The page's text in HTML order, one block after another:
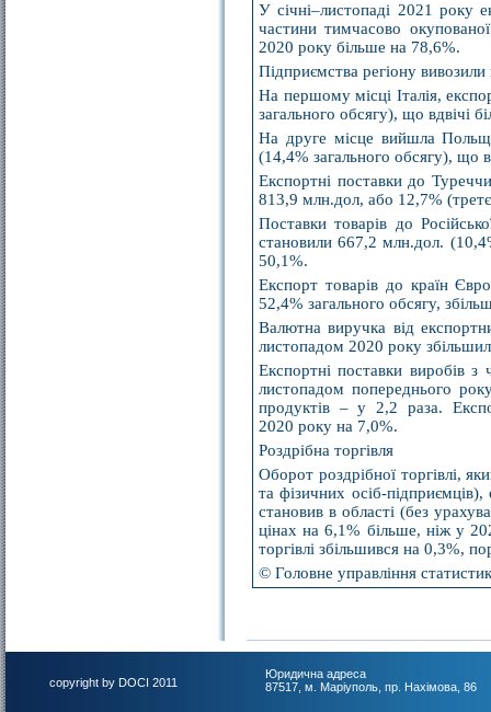
У січні–листопаді 2021 року
частини тимчасово
2020 року більше на 78,6%.
Підприємства регіону
На першому місці Італія,
загального обсягу), що вдвічі
На друге місце вийшла
(14,4% загального обсягу), що
Експортні поставки до
813,9 млн.дол, або 12,7%
Поставки товарів до
становили 667,2 млн.дол.
50,1%.
Експорт товарів до країн
52,4% загального обсягу,
Валютна виручка від
листопадом 2020 року
Експортні поставки виробів з
листопадом попереднього
продуктів – у 2,2 раза.
2020 року на 7,0%.
Роздрібна торгівля
Оборот роздрібної торгівлі,
та фізичних осіб-
становив в області (без
цінах на 6,1% більше, ніж у
торгівлі збільшився на 0,3%,
© Головне управління
copyright by DOCI 2011
Юридична адреса
87517, м. Маріуполь, пр. Нахімова, 86